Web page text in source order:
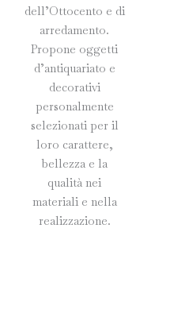
dell’Ottocento e di
arredamento.
Propone oggetti
d’antiquariato e
decorativi
personalmente
selezionati per il
loro carattere,
bellezza e la
qualità nei
materiali e nella
realizzazione.